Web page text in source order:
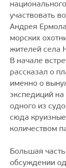
участвовать
Андрея
морских
жителей села
В начале
рассказал о
именно о
экспедиций на
одного из
сюда
количеством
Большая
обсуждении